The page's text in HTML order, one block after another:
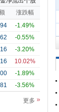
涨跌幅
-1.49%
-0.55%
-3.20%
10.02%
-1.89%
-3.56%
更多